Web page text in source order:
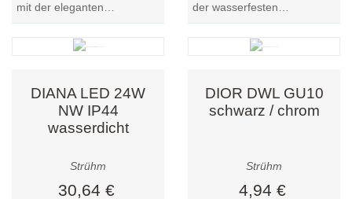
mit der eleganten
Deckenleuchte Daria DWL
GU10 in Weiß. Werten Sie
Ihre Einrichtung mit...
der wasserfesten
Deckenleuchte DIANA LED
16W NW IP44. Erhellen Sie
jeden Raum mit dieser...
DIANA LED 24W
NW IP44
wasserdicht
Strühm
30,64 €
DIOR DWL GU10
schwarz / chrom
Strühm
4,94 €